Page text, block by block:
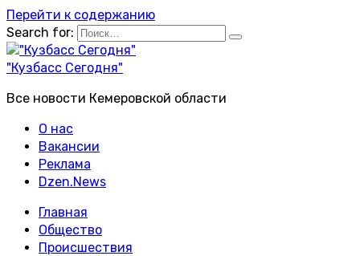
Перейти к содержанию
Search for:
"Кузбасс Сегодня"
Все новости Кемеровской области
О нас
Вакансии
Реклама
Dzen.News
Главная
Общество
Происшествия